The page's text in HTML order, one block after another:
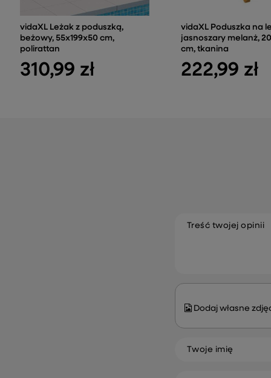
vidaXL Leżak z poduszką,
beżowy, 55x199x50 cm,
polirattan
310,99 zł
vidaXL Poduszka na
jasnoszary melanż,
cm, tkanina
222,99 zł
Treść twojej opinii
Dodaj własne
Twoje imię